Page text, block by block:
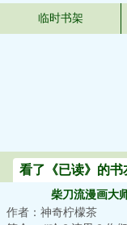
临时书架
看了《已读》的书
柴刀流漫画大
作者：神奇柠檬茶